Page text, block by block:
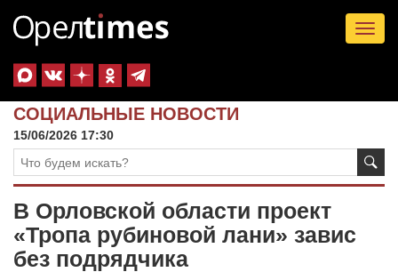
СОЦИАЛЬНЫЕ НОВОСТИ
15/06/2026 17:30
В Орловской области проект
«Тропа рубиновой лани» завис
без подрядчика